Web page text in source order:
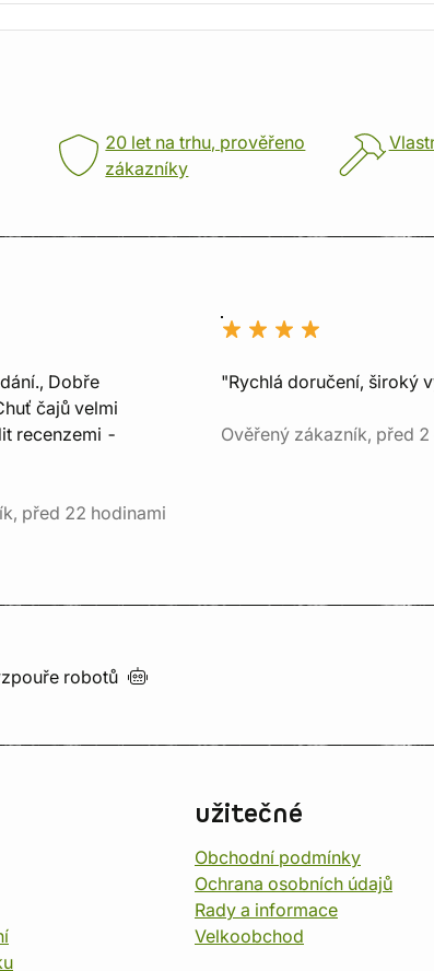
20 let na trhu, prověřeno
zákazníky
Dobře
čajů velmi
recenzemi -
před 22 hodinami
"Rychlá doručení, široký
Ověřený zákazník, před
robotů
užitečné
Obchodní podmínky
Ochrana osobních údajů
Rady a informace
Velkoobchod